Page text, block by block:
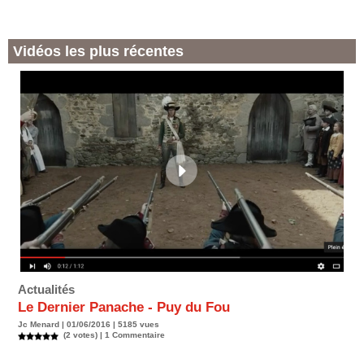
Vidéos les plus récentes
Actualités
Le Dernier Panache - Puy du Fou
Jc Menard | 01/06/2016 | 5185 vues
(2 votes) | 1 Commentaire